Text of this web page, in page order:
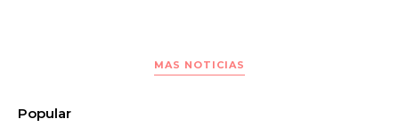
MAS NOTICIAS
Popular